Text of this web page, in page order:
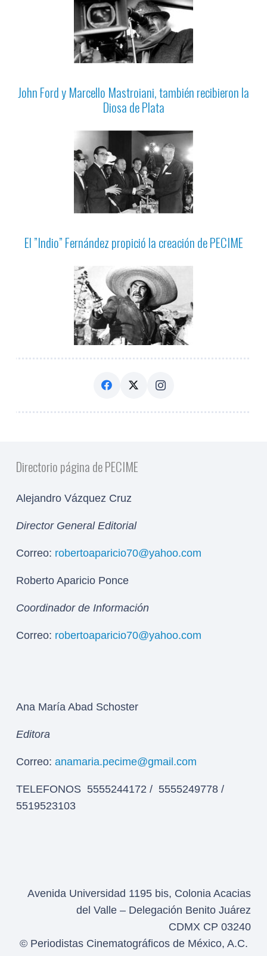
John Ford y Marcello Mastroiani, también recibieron la
Diosa de Plata
El ”Indio” Fernández propició la creación de PECIME
Directorio página de PECIME
Alejandro Vázquez Cruz
Director General Editorial
Correo: robertoaparicio70@yahoo.com
Roberto Aparicio Ponce
Coordinador de Información
Correo: robertoaparicio70@yahoo.com
Ana María Abad Schoster
Editora
Correo: anamaria.pecime@gmail.com
TELEFONOS 5555244172 / 5555249778 /
5519523103
Avenida Universidad 1195 bis, Colonia Acacias
del Valle – Delegación Benito Juárez
CDMX CP 03240
© Periodistas Cinematográficos de México, A.C.